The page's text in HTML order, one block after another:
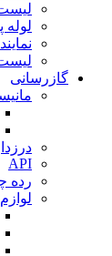
لیست قیمت
لوله
گازرسانی
API
رده